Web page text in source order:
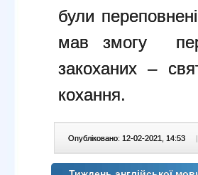
були
мав змогу
закоханих –
кохання.
Опубліковано: 12-02-2021, 14:53 |